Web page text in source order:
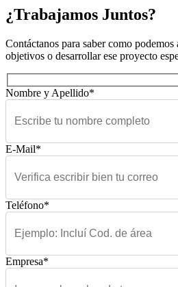
¿Trabajamos Juntos?
Contáctanos para saber como podemos
objetivos o desarrollar ese proyecto
Nombre y Apellido*
E-Mail*
Teléfono*
Empresa*